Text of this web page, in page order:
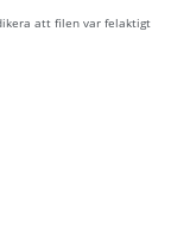
att filen var felaktigt